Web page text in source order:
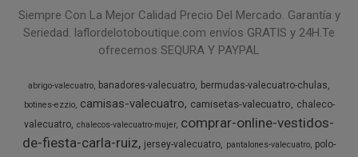
Siempre Con La Mejor Calidad Precio Del Mercado. Garantía y
Seriedad. laflordelotoboutique.com envíos GRATIS y 24H.Te
ofrecemos SEQURA Y PAYPAL
abrigo-valecuatro banadores-valecuatro bermudas-valecuatro-chulas
botines-ezzio camisas-valecuatro camisetas-valecuatro
chaleco-
valecuatro chalecos-valecuatro-mujer comprar-online-vestidos-
de-fiesta-carla-ruiz
jersey-valecuatro pantalones-valecuatro polo-